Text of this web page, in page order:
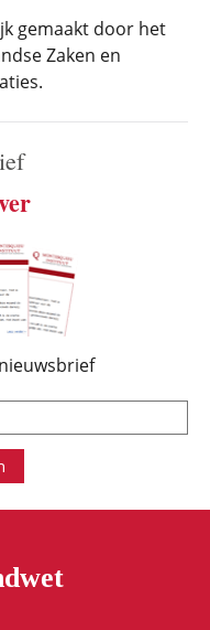
gemaakt door het
Zaken en